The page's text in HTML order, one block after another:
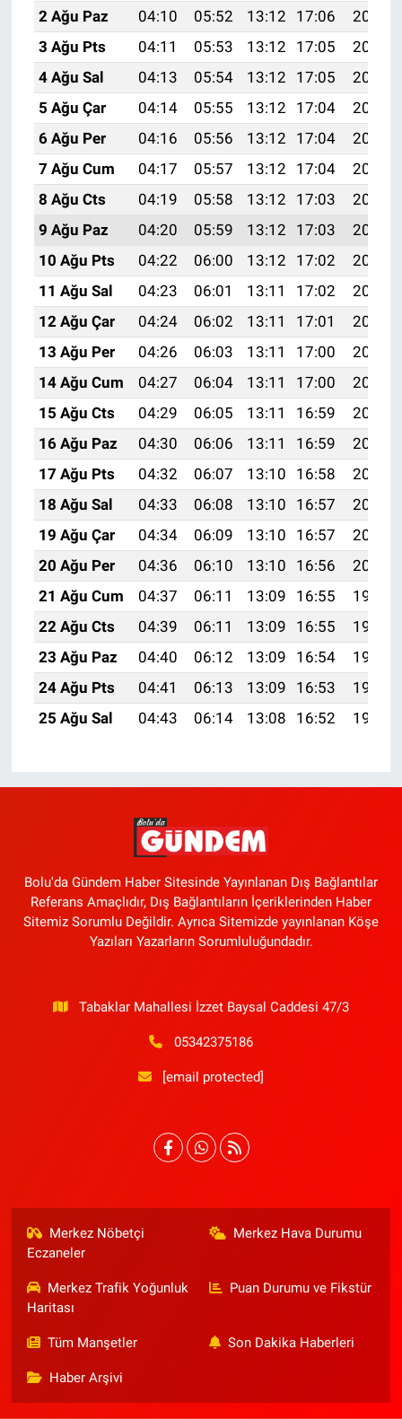
2 Ağu Paz
04:10 05:52 13:12 17:06
20:23
3 Ağu Pts
04:11 05:53 13:12 17:05
20:22
4 Ağu Sal
04:13 05:54 13:12 17:05
20:21
5 Ağu Çar
04:14 05:55 13:12 17:04
20:19
6 Ağu Per
04:16 05:56 13:12 17:04
20:18
7 Ağu Cum
04:17 05:57 13:12 17:04
20:17
8 Ağu Cts
04:19 05:58 13:12 17:03
20:16
9 Ağu Paz
04:20 05:59 13:12 17:03
20:15
10 Ağu Pts
04:22 06:00 13:12 17:02
20:13
11 Ağu Sal
04:23 06:01 13:11 17:02
20:12
12 Ağu Çar
04:24 06:02 13:11 17:01
20:11
13 Ağu Per
04:26 06:03 13:11 17:00
20:10
14 Ağu Cum
04:27 06:04 13:11 17:00
20:08
15 Ağu Cts
04:29 06:05 13:11 16:59
20:07
16 Ağu Paz
04:30 06:06 13:11 16:59
20:05
17 Ağu Pts
04:32 06:07 13:10 16:58
20:04
18 Ağu Sal
04:33 06:08 13:10 16:57
20:03
19 Ağu Çar
04:34 06:09 13:10 16:57
20:01
20 Ağu Per
04:36 06:10 13:10 16:56
20:00
21 Ağu Cum
04:37 06:11 13:09 16:55
19:58
22 Ağu Cts
04:39 06:11 13:09 16:55
19:57
23 Ağu Paz
04:40 06:12 13:09 16:54
19:55
24 Ağu Pts
04:41 06:13 13:09 16:53
19:54
25 Ağu Sal
04:43 06:14 13:08 16:52 19:52
Bolu'da Gündem Haber Sitesinde Yayınlanan Dış Bağlantılar
Referans Amaçlıdır, Dış Bağlantıların İçeriklerinden Haber
Sitemiz Sorumlu Değildir. Ayrıca Sitemizde yayınlanan Köşe
Yazıları Yazarların Sorumluluğundadır.
Tabaklar Mahallesi İzzet Baysal Caddesi 47/3
05342375186
[email protected]
Merkez Nöbetçi
Eczaneler
Merkez Hava Durumu
Merkez Trafik Yoğunluk
Haritası
Puan Durumu ve Fikstür
Tüm Manşetler Son Dakika Haberleri
Haber Arşivi